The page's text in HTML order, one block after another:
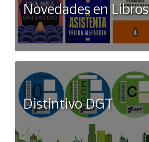
Novedades en Libros
Distintivo DGT